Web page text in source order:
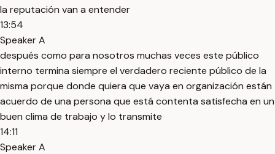
la reputación van a entender
13:54
Speaker A
después como para nosotros muchas veces este público
interno termina siempre el verdadero reciente público de la
misma porque donde quiera que vaya en organización están
acuerdo de una persona que está contenta satisfecha en un
buen clima de trabajo y lo transmite
14:11
Speaker A